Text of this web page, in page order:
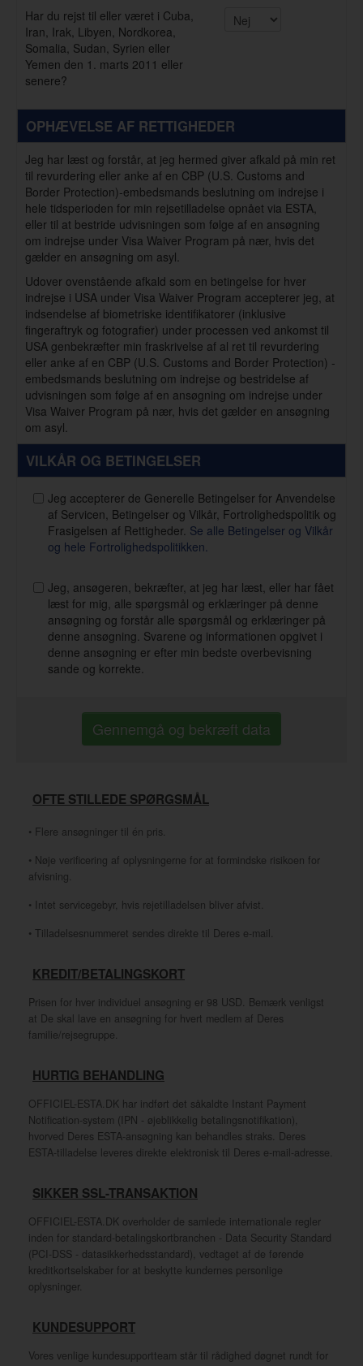
Har du rejst til eller været i Cuba,
Iran, Irak, Libyen, Nordkorea,
Somalia, Sudan, Syrien eller
Yemen den 1. marts 2011 eller
senere?
OPHÆVELSE AF RETTIGHEDER
Jeg har læst og forstår, at jeg hermed giver afkald på min ret
til revurdering eller anke af en CBP (U.S. Customs and
Border Protection)-embedsmands beslutning om indrejse i
hele tidsperioden for min rejsetilladelse opnået via ESTA,
eller til at bestride udvisningen som følge af en ansøgning
om indrejse under Visa Waiver Program på nær, hvis det
gælder en ansøgning om asyl.
Udover ovenstående afkald som en betingelse for hver
indrejse i USA under Visa Waiver Program accepterer jeg, at
indsendelse af biometriske identifikatorer (inklusive
fingeraftryk og fotografier) under processen ved ankomst til
USA genbekræfter min fraskrivelse af al ret til revurdering
eller anke af en CBP (U.S. Customs and Border Protection) -
embedsmands beslutning om indrejse og bestridelse af
udvisningen som følge af en ansøgning om indrejse under
Visa Waiver Program på nær, hvis det gælder en ansøgning
om asyl.
VILKÅR OG BETINGELSER
Jeg accepterer de Generelle Betingelser for Anvendelse
af Servicen, Betingelser og Vilkår, Fortrolighedspolitik og
Frasigelsen af Rettigheder. Se alle Betingelser og Vilkår
og hele Fortrolighedspolitikken.
Jeg, ansøgeren, bekræfter, at jeg har læst, eller har fået
læst for mig, alle spørgsmål og erklæringer på denne
ansøgning og forstår alle spørgsmål og erklæringer på
denne ansøgning. Svarene og informationen opgivet i
denne ansøgning er efter min bedste overbevisning
sande og korrekte.
Gennemgå og bekræft data
OFTE STILLEDE SPØRGSMÅL
• Flere ansøgninger til én pris.
• Nøje verificering af oplysningerne for at formindske risikoen for
afvisning.
• Intet servicegebyr, hvis rejetilladelsen bliver afvist.
• Tilladelsesnummeret sendes direkte til Deres e-mail.
KREDIT/BETALINGSKORT
Prisen for hver individuel ansøgning er 98 USD. Bemærk venligst
at De skal lave en ansøgning for hvert medlem af Deres
familie/rejsegruppe.
HURTIG BEHANDLING
OFFICIEL-ESTA.DK har indført det såkaldte Instant Payment
Notification-system (IPN - øjeblikkelig betalingsnotifikation),
hvorved Deres ESTA-ansøgning kan behandles straks. Deres
ESTA-tilladelse leveres direkte elektronisk til Deres e-mail-adresse.
SIKKER SSL-TRANSAKTION
OFFICIEL-ESTA.DK overholder de samlede internationale regler
inden for standard-betalingskortbranchen - Data Security Standard
(PCI-DSS - datasikkerhedsstandard), vedtaget af de førende
kreditkortselskaber for at beskytte kundernes personlige
oplysninger.
KUNDESUPPORT
Vores venlige kundesupportteam står til rådighed døgnet rundt for